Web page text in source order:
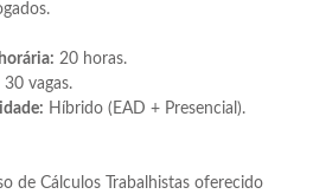
20 horas.
30 vagas.
Híbrido (EAD + Presencial).
de Cálculos Trabalhistas oferecido